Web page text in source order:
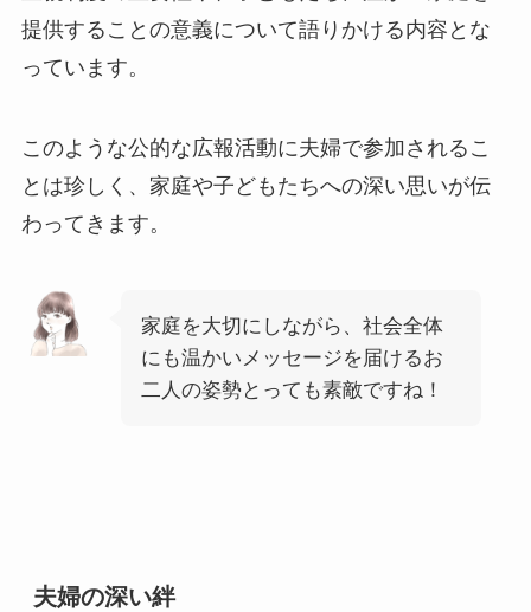
提供することの意義について語りかける内容とな
っています。​
このような公的な広報活動に夫婦で参加されるこ
とは珍しく、家庭や子どもたちへの深い思いが伝
わってきます。​
家庭を大切にしながら、社会全体
にも温かいメッセージを届けるお
二人の姿勢とっても素敵ですね！
夫婦の深い絆